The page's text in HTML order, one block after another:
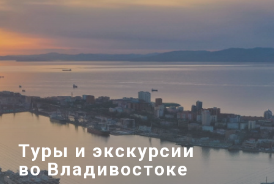
Туры и экскурсии
во Владивостоке